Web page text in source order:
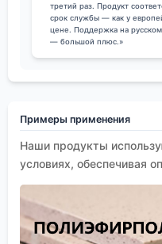
третий раз. Продукт
срок службы — как у
цене. Поддержка на
— большой плюс.»
Примеры применения
Наши продукты
условиях, обеспечивая